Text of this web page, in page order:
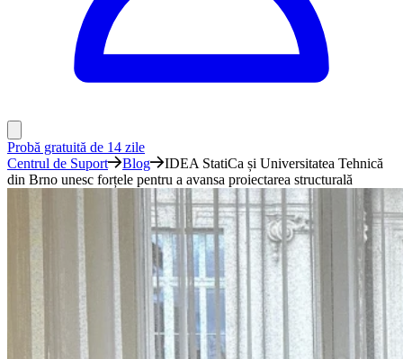
Probă gratuită de 14 zile
Centrul de Suport
Blog
IDEA StatiCa și Universitatea Tehnică
din Brno unesc forțele pentru a avansa proiectarea structurală